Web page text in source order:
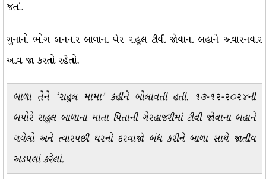
જતાં.
ગુનાનો ભોગ બનનાર બાળાના ઘેર રાહુલ ટીવી જોવાના બહાને અવારનવાર
આવ-જા કરતો રહેતો.
બાળા તેને ‘રાહુલ મામા’ કહીને બોલાવતી હતી. ૧૩-૧૨-૨૦૨૪ની
બપોરે રાહુલ બાળાના માતા પિતાની ગેરહાજરીમાં ટીવી જોવાના બહાને
ગયેલો અને ત્યારપછી ઘરનો દરવાજો બંધ કરીને બાળા સાથે જાતીય
અડપલાં કરેલાં.